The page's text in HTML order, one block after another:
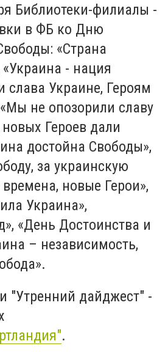
Библиотеки-филиалы -
в ФБ ко Дню
«Страна
- нация
слава Украине, Героям
не опозорили славу
Героев дали
достойна Свободы»,
за украинскую
новые Герои»,
Украина»,
«День Достоинства и
– независимость,
"Утренний дайджест" -
.